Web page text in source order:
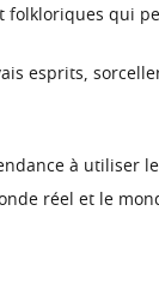
qui
esprits,
à
réel et le